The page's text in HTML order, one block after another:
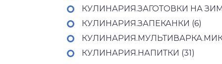
КУЛИНАРИЯ.ЗАГОТОВКИ НА
КУЛИНАРИЯ.ЗАПЕКАНКИ (6)
КУЛИНАРИЯ.НАПИТКИ (31)